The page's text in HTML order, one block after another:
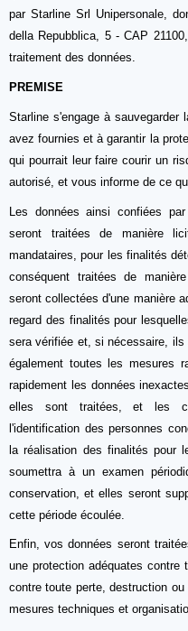
par Starline Srl Unipersonale,
della Repubblica, 5 - CAP
traitement des données.
PREMISE
Starline s'engage à sauvegarder
avez fournies et à garantir la
qui pourrait leur faire courir un
autorisé, et vous informe de ce
Les données ainsi confiées
seront traitées de manière
mandataires, pour les finalités
conséquent traitées de
seront collectées d'une manière
regard des finalités pour
sera vérifiée et, si nécessaire,
également toutes les mesures
rapidement les données
elles sont traitées, et les
l'identification des personnes
la réalisation des finalités pour
soumettra à un examen
conservation, et elles seront
cette période écoulée.
Enfin, vos données seront
une protection adéquates
contre toute perte, destruction
mesures techniques et